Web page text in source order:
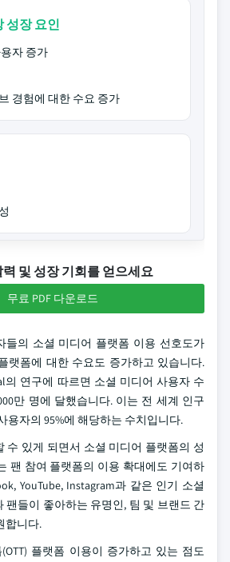
성장 요인
자 증가
경험에 대한 수요 증가
및 성장 기회를 얻으세요
무료 PDF 다운로드
들의 소셜 미디어 플랫폼 이용 선호도가
랫폼에 대한 수요도 증가하고 있습니다.
의 연구에 따르면 소셜 미디어 사용자 수
만 명에 달했습니다. 이는 전 세계 인구
용자의 95%에 해당하는 수치입니다.
수 있게 되면서 소셜 미디어 플랫폼의 성
팬 참여 플랫폼의 이용 확대에도 기여하
YouTube, Instagram과 같은 인기 소셜
팬들이 좋아하는 유명인, 팀 및 브랜드 간
합니다.
플랫폼 이용이 증가하고 있는 점도